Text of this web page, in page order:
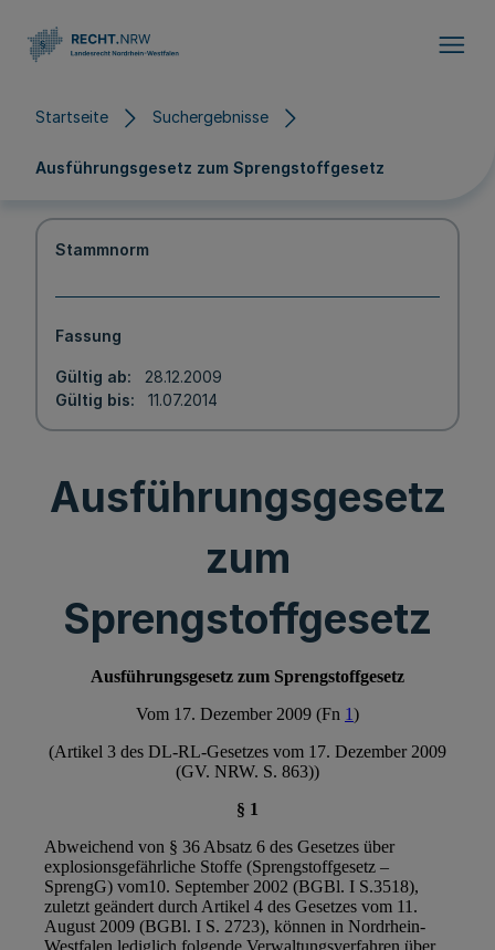
Startseite Suchergebnisse
Ausführungsgesetz zum Sprengstoffgesetz
Stammnorm
Fassung
Gültig ab
28.12.2009
Gültig bis
11.07.2014
Ausführungsgesetz
zum
Sprengstoffgesetz